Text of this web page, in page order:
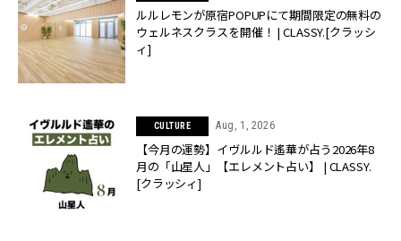
ルルレモンが原宿POPUPにて期間限定の無料の
ウェルネスクラスを開催！ | CLASSY.[クラッシ
ィ]
CULTURE Aug, 1, 2026
【今月の運勢】イヴルルド遙華が占う2026年8
月の「山星人」【エレメント占い】 | CLASSY.
[クラッシィ]